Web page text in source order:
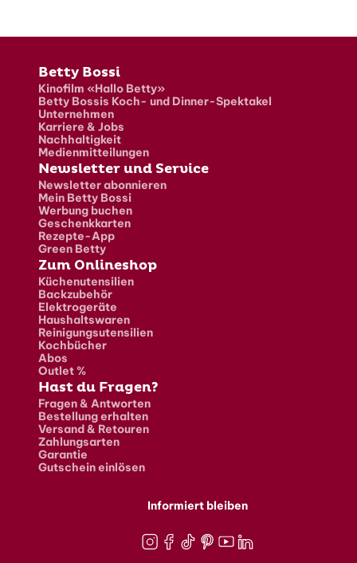
Fusszeile
Betty Bossi
Kinofilm «Hallo Betty»
Betty Bossis Koch- und Dinner-Spektakel
Unternehmen
Karriere & Jobs
Nachhaltigkeit
Medienmitteilungen
Newsletter und Service
Newsletter abonnieren
Mein Betty Bossi
Werbung buchen
Geschenkkarten
Rezepte-App
Green Betty
Zum Onlineshop
Küchenutensilien
Backzubehör
Elektrogeräte
Haushaltswaren
Reinigungsutensilien
Kochbücher
Abos
Outlet %
Hast du Fragen?
Fragen & Antworten
Bestellung erhalten
Versand & Retouren
Zahlungsarten
Garantie
Gutschein einlösen
Informiert bleiben